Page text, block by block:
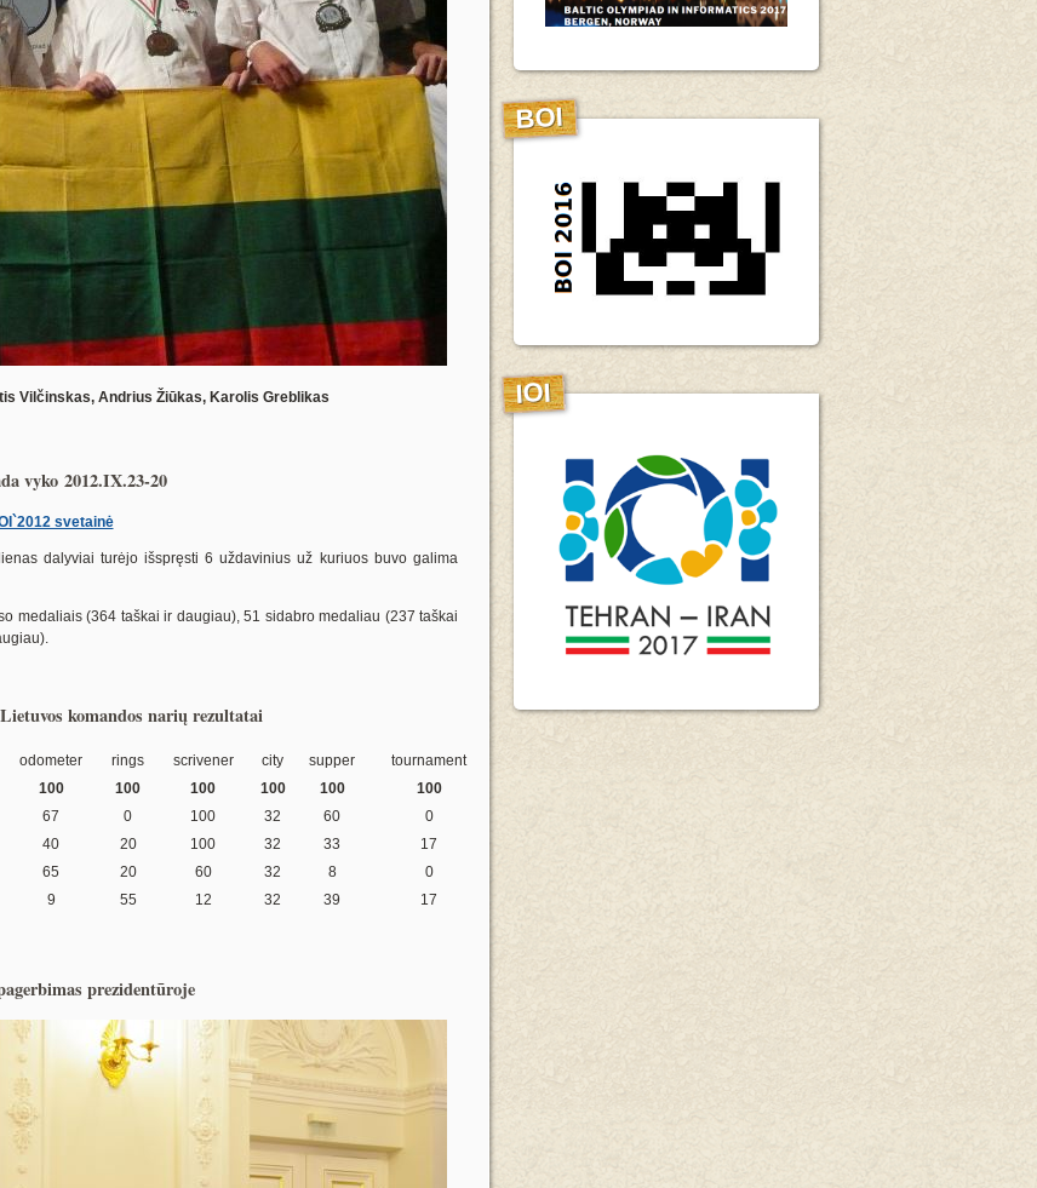
Vilčinskas, Andrius Žiūkas, Karolis Greblikas
vyko 2012.IX.23-20
svetainė
dalyviai turėjo išspręsti 6 uždavinius už kuriuos buvo galima
medaliais (364 taškai ir daugiau), 51 sidabro medaliau (237 taškai
komandos narių rezultatai
odometer rings scrivener city supper
tournament
100 100 100 100 100
100
67 0 100 32 60
0
40 20 100 32 33
17
65 20 60 32 8
0
9 55 12 32 39 17
prezidentūroje
BOI
IOI